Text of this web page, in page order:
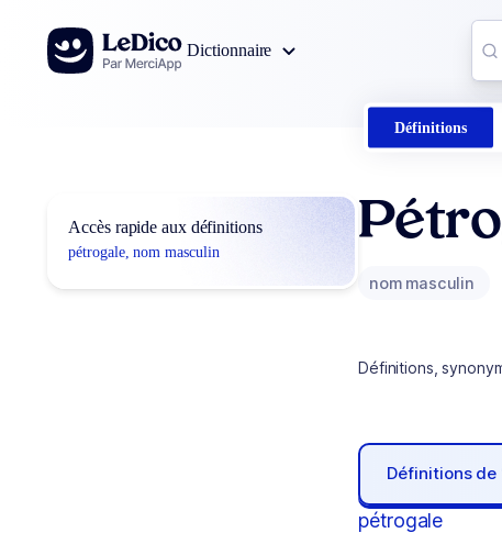
Aller au contenu
Dictionnaire
Définitions
Accès rapide aux définitions
pétrogale, nom masculin
nom masculin
Définitions,
Définitions de
pétrogale